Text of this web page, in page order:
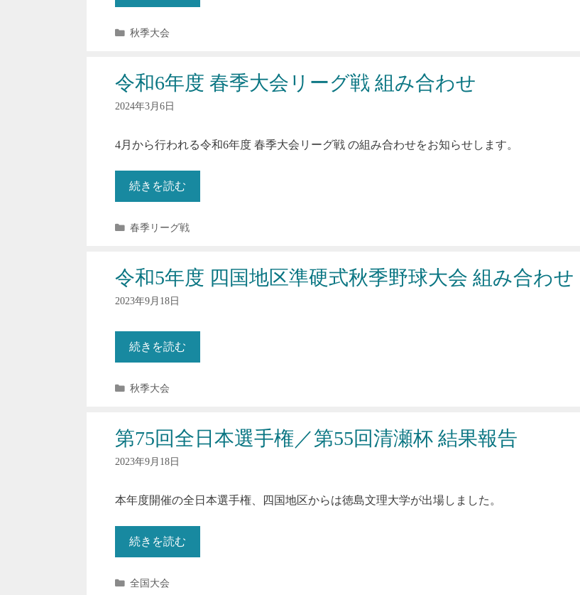
カ
リ
ー
秋季大会
令和6年度 春季大会リーグ戦 組み合わせ
2024年3月6日
4月から行われる令和6年度 春季大会リーグ戦 の組み合わせをお知らせします。
続きを読む
カ
リ
ー
春季リーグ戦
令和5年度 四国地区準硬式秋季野球大会 組み合わせ
2023年9月18日
続きを読む
カ
リ
ー
秋季大会
第75回全日本選手権／第55回清瀬杯 結果報告
2023年9月18日
本年度開催の全日本選手権、四国地区からは徳島文理大学が出場しました。
続きを読む
カ
全国大会